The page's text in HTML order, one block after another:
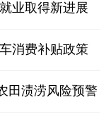
业取得新进展
消费补贴政策
田渍涝风险预警